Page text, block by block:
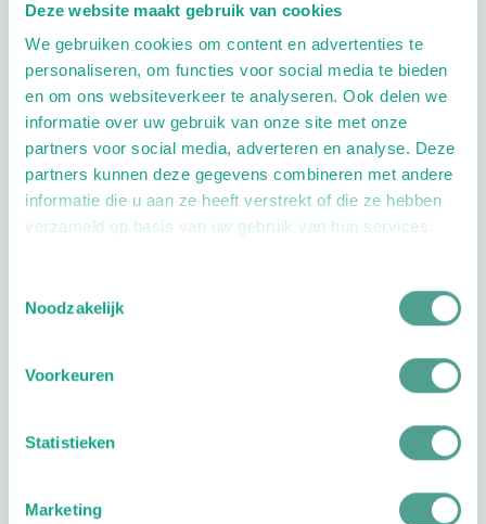
Deze website maakt gebruik van cookies
We gebruiken cookies om content en advertenties te
personaliseren, om functies voor social media te bieden
en om ons websiteverkeer te analyseren. Ook delen we
informatie over uw gebruik van onze site met onze
partners voor social media, adverteren en analyse. Deze
partners kunnen deze gegevens combineren met andere
informatie die u aan ze heeft verstrekt of die ze hebben
verzameld op basis van uw gebruik van hun services.
Noodzakelijk
Voorkeuren
Statistieken
Marketing
Aandachtsgebieden
Diabetes Wellness Geriatrie
Extra opties
Openingstijden